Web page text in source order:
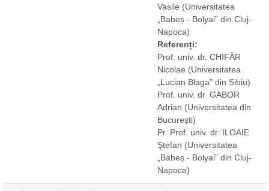
Vasile (Universitatea
„Babeș - Bolyai” din Cluj-
Napoca)
Referenți:
Prof. univ. dr. CHIFĂR
Nicolae (Universitatea
„Lucian Blaga” din Sibiu)
Prof. univ. dr. GABOR
Adrian (Universitatea din
București)
Pr. Prof. univ. dr. ILOAIE
Ştefan (Universitatea
„Babeș - Bolyai” din Cluj-
Napoca)